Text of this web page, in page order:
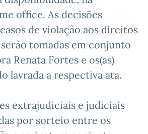
office. As decisões
de violação aos direitos
serão tomadas em conjunto
Renata Fortes e os(as)
lavrada a respectiva ata.
extrajudiciais e judiciais
por sorteio entre os